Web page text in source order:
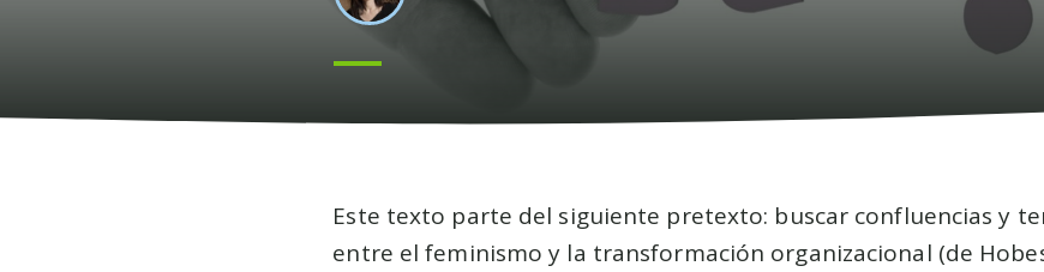
Este texto parte del siguiente pretexto: buscar confluencias y
entre el feminismo y la transformación organizacional (de